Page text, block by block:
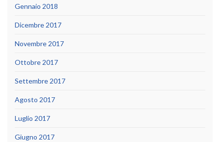
Gennaio 2018
Dicembre 2017
Novembre 2017
Ottobre 2017
Settembre 2017
Agosto 2017
Luglio 2017
Giugno 2017